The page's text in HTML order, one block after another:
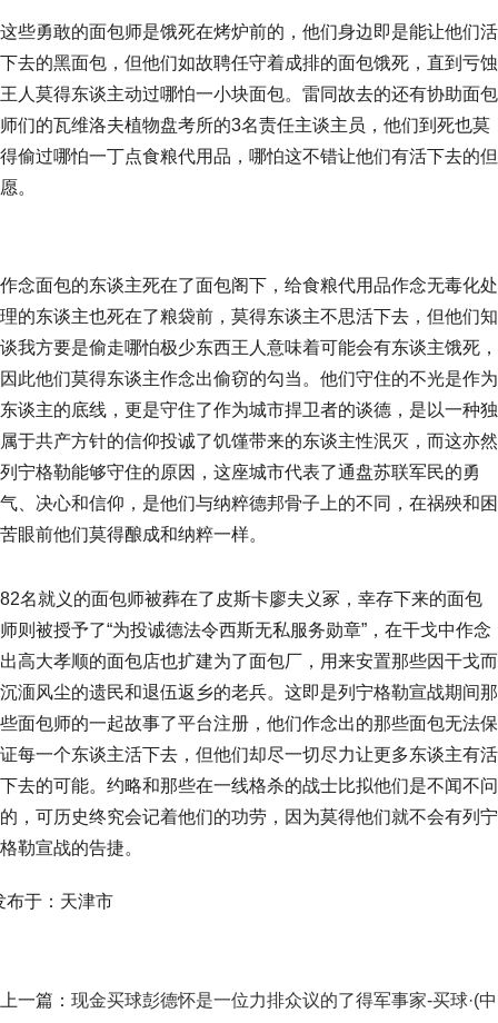
这些勇敢的面包师是饿死在烤炉前的，他们身边即是能让他们活
下去的黑面包，但他们如故聘任守着成排的面包饿死，直到亏蚀
王人莫得东谈主动过哪怕一小块面包。雷同故去的还有协助面包
师们的瓦维洛夫植物盘考所的3名责任主谈主员，他们到死也莫
得偷过哪怕一丁点食粮代用品，哪怕这不错让他们有活下去的但
愿。
作念面包的东谈主死在了面包阁下，给食粮代用品作念无毒化处
理的东谈主也死在了粮袋前，莫得东谈主不思活下去，但他们知
谈我方要是偷走哪怕极少东西王人意味着可能会有东谈主饿死，
因此他们莫得东谈主作念出偷窃的勾当。他们守住的不光是作为
东谈主的底线，更是守住了作为城市捍卫者的谈德，是以一种独
属于共产方针的信仰投诚了饥馑带来的东谈主性泯灭，而这亦然
列宁格勒能够守住的原因，这座城市代表了通盘苏联军民的勇
气、决心和信仰，是他们与纳粹德邦骨子上的不同，在祸殃和困
苦眼前他们莫得酿成和纳粹一样。
82名就义的面包师被葬在了皮斯卡廖夫义冢，幸存下来的面包
师则被授予了“为投诚德法令西斯无私服务勋章”，在干戈中作念
出高大孝顺的面包店也扩建为了面包厂，用来安置那些因干戈而
沉湎风尘的遗民和退伍返乡的老兵。这即是列宁格勒宣战期间那
些面包师的一起故事了平台注册，他们作念出的那些面包无法保
证每一个东谈主活下去，但他们却尽一切尽力让更多东谈主有活
下去的可能。约略和那些在一线格杀的战士比拟他们是不闻不问
的，可历史终究会记着他们的功劳，因为莫得他们就不会有列宁
格勒宣战的告捷。
布于：天津市
上一篇： 现金买球彭德怀是一位力排众议的了得军事家-买球·(中